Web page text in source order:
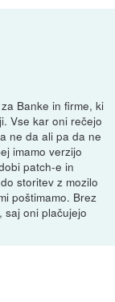
Banke in firme, ki
Vse kar oni rečejo
ne da ali pa da ne
imamo verzijo
patch-e in
storitev z mozilo
poštimamo. Brez
saj oni plačujejo